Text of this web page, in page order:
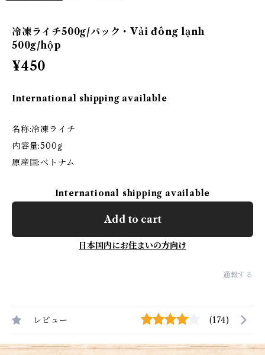
冷凍ライチ500g/パック・Vải đông lạnh
500g/hộp
¥450
International shipping available
名称:冷凍ライチ
内容量:500g
原産国:ベトナム
International shipping available
Add to cart
日本国内にお住まいの方向け
通報する
レビュー (174)